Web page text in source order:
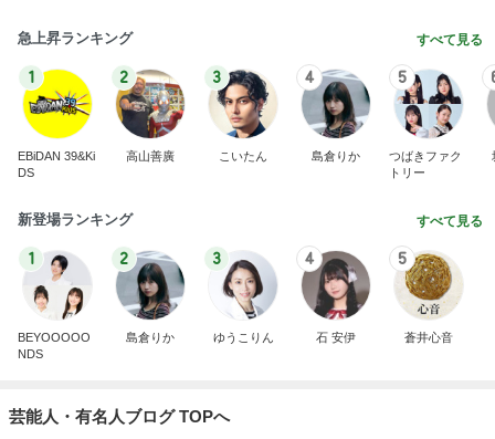
急上昇ランキング すべて見る
1
EBiDAN 39&Ki
DS
2
高山善廣
3
こいたん
4
島倉りか
5
つばきファク
トリー
新登場ランキング すべて見る
1
BEYOOOOO
NDS
2
島倉りか
3
ゆうこりん
4
石 安伊
5
蒼井心音
芸能人・有名人ブログ TOPへ